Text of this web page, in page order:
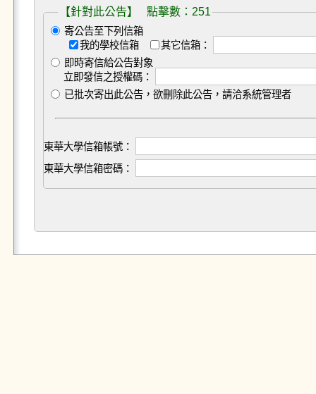
【針對此公告】 點擊數：251
寄公告至下列信箱
我的學校信箱
其它信箱：
即時寄信給公告對象
立即發信之授權碼：
已批次寄出此公告，欲刪除此公告，請洽系統管理者
東華大學信箱帳號：
東華大學信箱密碼：